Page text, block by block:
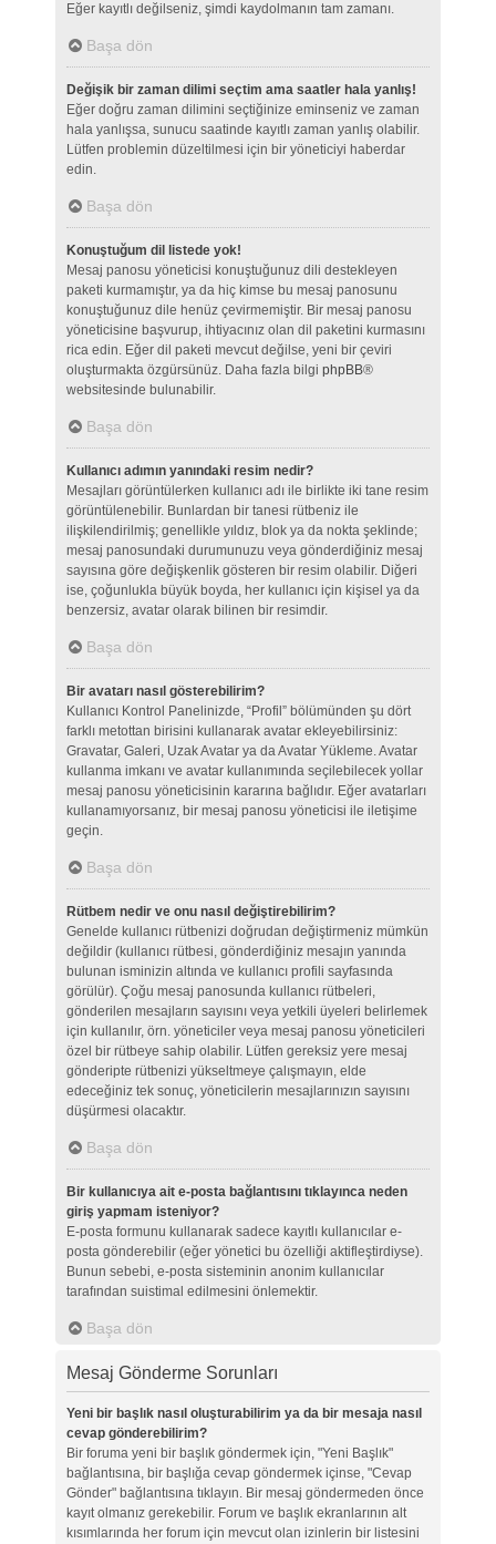
Eğer kayıtlı değilseniz, şimdi kaydolmanın tam zamanı.
Başa dön
Değişik bir zaman dilimi seçtim ama saatler hala yanlış!
Eğer doğru zaman dilimini seçtiğinize eminseniz ve zaman
hala yanlışsa, sunucu saatinde kayıtlı zaman yanlış olabilir.
Lütfen problemin düzeltilmesi için bir yöneticiyi haberdar
edin.
Başa dön
Konuştuğum dil listede yok!
Mesaj panosu yöneticisi konuştuğunuz dili destekleyen
paketi kurmamıştır, ya da hiç kimse bu mesaj panosunu
konuştuğunuz dile henüz çevirmemiştir. Bir mesaj panosu
yöneticisine başvurup, ihtiyacınız olan dil paketini kurmasını
rica edin. Eğer dil paketi mevcut değilse, yeni bir çeviri
oluşturmakta özgürsünüz. Daha fazla bilgi phpBB®
websitesinde bulunabilir.
Başa dön
Kullanıcı adımın yanındaki resim nedir?
Mesajları görüntülerken kullanıcı adı ile birlikte iki tane resim
görüntülenebilir. Bunlardan bir tanesi rütbeniz ile
ilişkilendirilmiş; genellikle yıldız, blok ya da nokta şeklinde;
mesaj panosundaki durumunuzu veya gönderdiğiniz mesaj
sayısına göre değişkenlik gösteren bir resim olabilir. Diğeri
ise, çoğunlukla büyük boyda, her kullanıcı için kişisel ya da
benzersiz, avatar olarak bilinen bir resimdir.
Başa dön
Bir avatarı nasıl gösterebilirim?
Kullanıcı Kontrol Panelinizde, “Profil” bölümünden şu dört
farklı metottan birisini kullanarak avatar ekleyebilirsiniz:
Gravatar, Galeri, Uzak Avatar ya da Avatar Yükleme. Avatar
kullanma imkanı ve avatar kullanımında seçilebilecek yollar
mesaj panosu yöneticisinin kararına bağlıdır. Eğer avatarları
kullanamıyorsanız, bir mesaj panosu yöneticisi ile iletişime
geçin.
Başa dön
Rütbem nedir ve onu nasıl değiştirebilirim?
Genelde kullanıcı rütbenizi doğrudan değiştirmeniz mümkün
değildir (kullanıcı rütbesi, gönderdiğiniz mesajın yanında
bulunan isminizin altında ve kullanıcı profili sayfasında
görülür). Çoğu mesaj panosunda kullanıcı rütbeleri,
gönderilen mesajların sayısını veya yetkili üyeleri belirlemek
için kullanılır, örn. yöneticiler veya mesaj panosu yöneticileri
özel bir rütbeye sahip olabilir. Lütfen gereksiz yere mesaj
gönderipte rütbenizi yükseltmeye çalışmayın, elde
edeceğiniz tek sonuç, yöneticilerin mesajlarınızın sayısını
düşürmesi olacaktır.
Başa dön
Bir kullanıcıya ait e-posta bağlantısını tıklayınca neden
giriş yapmam isteniyor?
E-posta formunu kullanarak sadece kayıtlı kullanıcılar e-
posta gönderebilir (eğer yönetici bu özelliği aktifleştirdiyse).
Bunun sebebi, e-posta sisteminin anonim kullanıcılar
tarafından suistimal edilmesini önlemektir.
Başa dön
Mesaj Gönderme Sorunları
Yeni bir başlık nasıl oluşturabilirim ya da bir mesaja nasıl
cevap gönderebilirim?
Bir foruma yeni bir başlık göndermek için, "Yeni Başlık"
bağlantısına, bir başlığa cevap göndermek içinse, "Cevap
Gönder" bağlantısına tıklayın. Bir mesaj göndermeden önce
kayıt olmanız gerekebilir. Forum ve başlık ekranlarının alt
kısımlarında her forum için mevcut olan izinlerin bir listesini